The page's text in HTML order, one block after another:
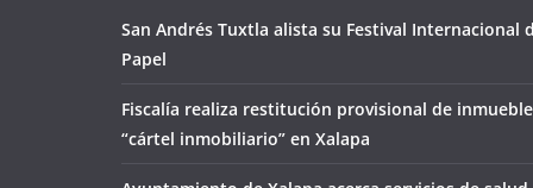
San Andrés Tuxtla alista su Festival Internacional
Papel
Fiscalía realiza restitución provisional de
“cártel inmobiliario” en Xalapa